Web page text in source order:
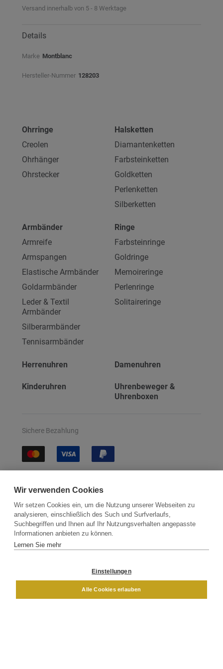
Versand innerhalb von 5 - 8 Werktage
Details
Marke Montblanc
Hersteller-Nummer 128203
Ohrringe
Creolen
Ohrhänger
Ohrstecker
Halsketten
Diamantenketten
Farbsteinketten
Goldketten
Perlenketten
Silberketten
Armbänder
Armreife
Armspangen
Elastische Armbänder
Goldarmbänder
Leder & Textil
Armbänder
Silberarmbänder
Tennisarmbänder
Ringe
Farbsteinringe
Goldringe
Memoireringe
Perlenringe
Solitaireringe
Herrenuhren Damenuhren
Kinderuhren
Uhrenbeweger &
Uhrenboxen
Sichere Bezahlung
Kontakt Newsletter Partner
Versand
DAMEN
Wir verwenden Cookies
Wir setzen Cookies ein, um die Nutzung unserer Webseiten zu
analysieren, einschließlich des Such und Surfverlaufs,
Suchbegriffen und Ihnen auf Ihr Nutzungsverhalten angepasste
Informationen anbieten zu können.
Lernen Sie mehr
Einstellungen
Alle Cookies erlauben